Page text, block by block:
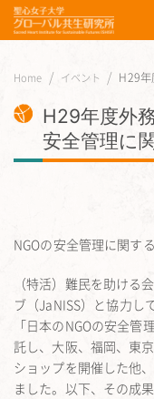
Home イベント H29年
H29年度外
安全管理に
NGOの安全管理に関す
（特活）難民を助ける
ブ（JaNISS）と協力し
「日本のNGOの安全
託し、大阪、福岡、東
ショップを開催した他
ました。以下、その成